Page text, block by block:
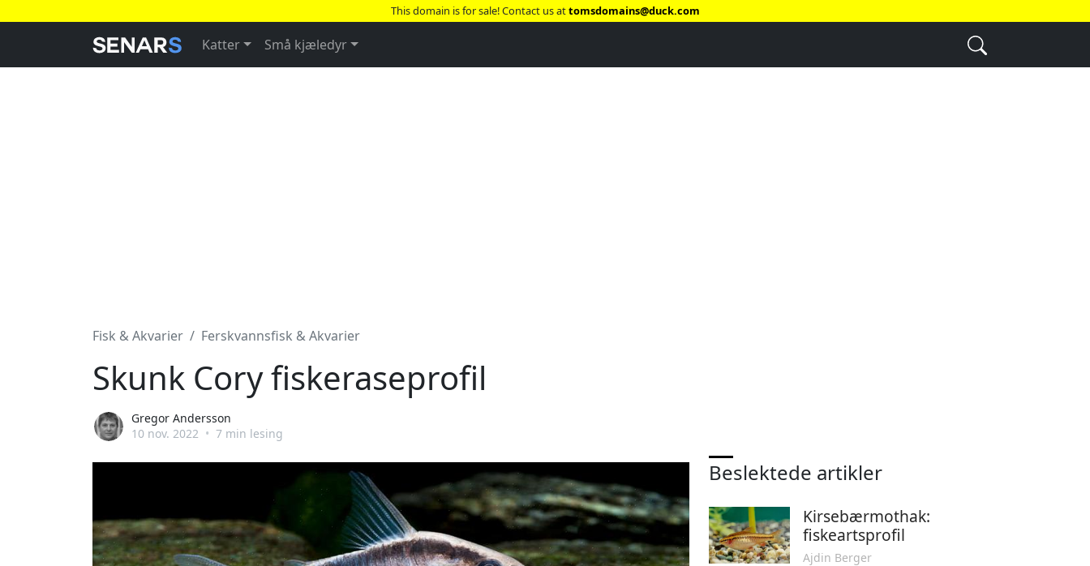
This domain is for sale! Contact us attomsdomains@duck.com
Katter Små kjæledyr
Fisk & Akvarier Ferskvannsfisk & Akvarier
Skunk Cory fiskeraseprofil
Gregor Andersson
10 nov. 2022 • 7 min lesing
Beslektede artikler
Kirsebærmothak:
fiskeartsprofil
Ajdin Berger